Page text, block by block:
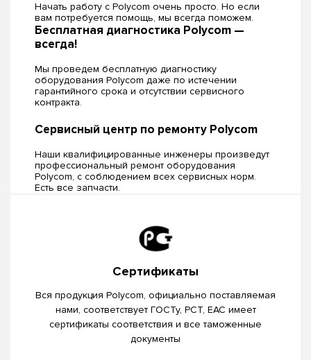
Начать работу с Polycom очень просто. Но если
вам потребуется помощь, мы всегда поможем.
Бесплатная диагностика Polycom —
всегда!
Мы проведем бесплатную диагностику
оборудования Polycom даже по истечении
гарантийного срока и отсутствии сервисного
контракта.
Сервисный центр по ремонту Polycom
Наши квалифицированные инженеры произведут
профессиональный ремонт оборудования
Polycom, c соблюдением всех сервисных норм.
Есть все запчасти.
Сертификаты
Вся продукция Polycom, официально поставляемая
нами, соответствует ГОСТу, РСТ, EAC имеет
сертификаты соответствия и все таможенные
документы